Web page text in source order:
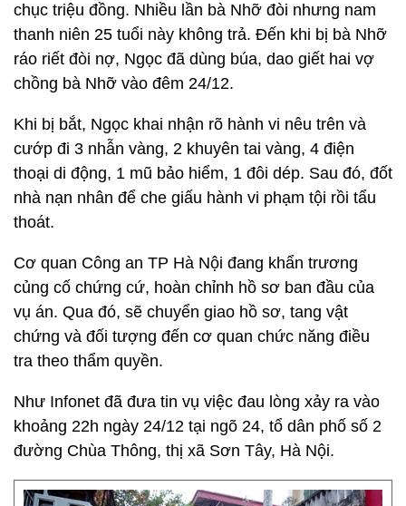
chục triệu đồng. Nhiều lần bà Nhỡ đòi nhưng nam
thanh niên 25 tuổi này không trả. Đến khi bị bà Nhỡ
ráo riết đòi nợ, Ngọc đã dùng búa, dao giết hai vợ
chồng bà Nhỡ vào đêm 24/12.
Khi bị bắt, Ngọc khai nhận rõ hành vi nêu trên và
cướp đi 3 nhẫn vàng, 2 khuyên tai vàng, 4 điện
thoại di động, 1 mũ bảo hiểm, 1 đôi dép. Sau đó, đốt
nhà nạn nhân để che giấu hành vi phạm tội rồi tẩu
thoát.
Cơ quan Công an TP Hà Nội đang khẩn trương
củng cố chứng cứ, hoàn chỉnh hồ sơ ban đầu của
vụ án. Qua đó, sẽ chuyển giao hồ sơ, tang vật
chứng và đối tượng đến cơ quan chức năng điều
tra theo thẩm quyền.
Như Infonet đã đưa tin vụ việc đau lòng xảy ra vào
khoảng 22h ngày 24/12 tại ngõ 24, tổ dân phố số 2
đường Chùa Thông, thị xã Sơn Tây, Hà Nội.